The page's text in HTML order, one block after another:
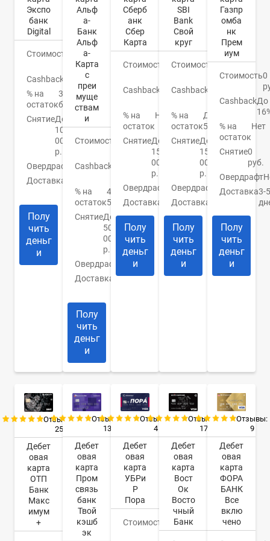
Экспо
банк
Digital
Стоимость
руб.
Cashback
Бонусы
% на
остаток
3%
бонусами
СнятиеДо
100
000
р.
Овердрафт
Нет
Доставка
курьер
Полу
чить
деньг
и
Альф
а-
Банк
Альф
а-
Карта
с
преи
муще
ствам
и
Стоимость
Cashback
% на
остаток
4-
5%
СнятиеДо
50
000
р.
Овердрафт
Доставка Банк/
Полу
чить
деньг
и
Сберб
анк
Сбер
Карта
Стоимость
Cashback
До
% на
остаток
Нет
СнятиеДо
150
000
р.
Овердрафт
Нет
Доставка
Банк
Полу
чить
деньг
и
SBI
Bank
Свой
круг
Стоимость0
руб.
Cashback
10%
% на
остаток
До
5,5%
СнятиеДо
150
000
р.
Овердрафт
Нет
Доставка
Полу
чить
деньг
и
Газпр
омба
нк
Прем
иум
Стоимость0
CashbackДо
% на
остаток
Нет
Снятие0
руб.
Овердрафт
Доставка3-5
Полу
чить
деньг
и
Отзывы:
25
Дебет
овая
карта
ОТП
Банк
Макс
имум
+
Отзывы:
13
Дебет
овая
карта
Пром
связь
банк
Твой
кэшб
эк
Отзывы:
4
Дебет
овая
карта
УБРи
Р
Пора
Стоимость
руб.
Отзывы:
17
Дебет
овая
карта
Вост
Ок
Восто
чный
Банк
Отзывы:
9
Дебет
овая
карта
ФОРА
БАНК
Все
вклю
чено